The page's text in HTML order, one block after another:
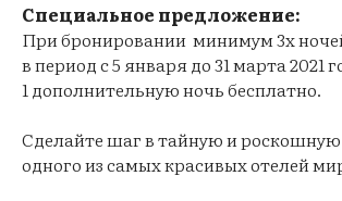
Специальное предложение:
При бронировании минимум 3х
в период с 5 января до 31 марта 2021
1 дополнительную ночь бесплатно.
Сделайте шаг в тайную и
одного из самых красивых отелей